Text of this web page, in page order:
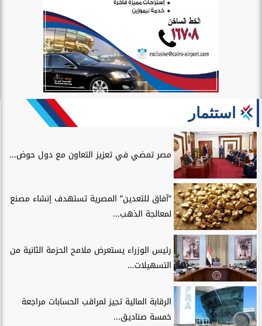
استثمار
مصر تمضي في تعزيز التعاون مع دول حوض...
”آفاق للتعدين” المصرية تستهدف إنشاء مصنع
لمعالجة الذهب...
رئيس الوزراء يستعرض ملامح الحزمة الثانية من
التسهيلات...
الرقابة المالية تجيز لمراقب الحسابات مراجعة
خمسة صناديق...